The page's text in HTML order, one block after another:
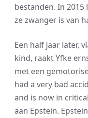
bestanden. In 2015
ze zwanger is van
Een half jaar later,
kind, raakt Yfke
met een
had a very bad
and is now in
aan Epstein.